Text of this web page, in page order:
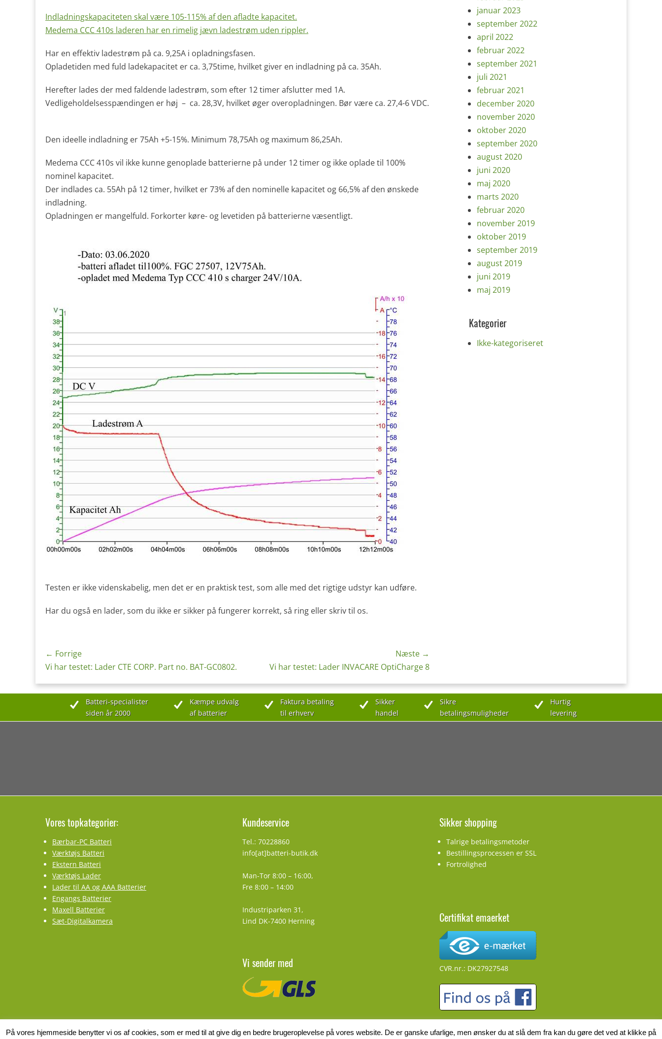
Indladningskapaciteten skal være 105-115% af den afladte kapacitet.
Medema CCC 410s laderen har en rimelig jævn ladestrøm uden rippler.
Har en effektiv ladestrøm på ca. 9,25A i opladningsfasen.
Opladetiden med fuld ladekapacitet er ca. 3,75time, hvilket giver en indladning på ca. 35Ah.
Herefter lades der med faldende ladestrøm, som efter 12 timer afslutter med 1A.
Vedligeholdelsesspændingen er høj – ca. 28,3V, hvilket øger overopladningen. Bør være ca. 27,4-6 VDC.
Den ideelle indladning er 75Ah +5-15%. Minimum 78,75Ah og maximum 86,25Ah.
Medema CCC 410s vil ikke kunne genoplade batterierne på under 12 timer og ikke oplade til 100%
nominel kapacitet.
Der indlades ca. 55Ah på 12 timer, hvilket er 73% af den nominelle kapacitet og 66,5% af den ønskede
indladning.
Opladningen er mangelfuld. Forkorter køre- og levetiden på batterierne væsentligt.
Testen er ikke videnskabelig, men det er en praktisk test, som alle med det rigtige udstyr kan udføre.
Har du også en lader, som du ikke er sikker på fungerer korrekt, så ring eller skriv til os.
Indlægsnavigation
← Forrige
Forrige
Vi har testet: Lader CTE CORP. Part no. BAT-GC0802.
Næste →
Vi har testet: Lader INVACARE OptiCharge 8
januar 2023
september 2022
april 2022
februar 2022
september 2021
juli 2021
februar 2021
december 2020
november 2020
oktober 2020
september 2020
august 2020
juni 2020
maj 2020
marts 2020
februar 2020
november 2019
oktober 2019
september 2019
august 2019
juni 2019
maj 2019
Kategorier
Ikke-kategoriseret
Batteri-specialister
siden år 2000
Kæmpe udvalg
af batterier
Faktura betaling
til erhverv
Sikker
handel
Sikre
betalingsmuligheder
Hurtig
levering
Vores topkategorier:
Bærbar-PC Batteri
Værktøjs Batteri
Ekstern Batteri
Værktøjs Lader
Lader til AA og AAA Batterier
Engangs Batterier
Maxell Batterier
Sæt-Digitalkamera
Kundeservice
Tel.: 70228860
info[at]batteri-butik.dk
Man-Tor 8:00 – 16:00,
Fre 8:00 – 14:00
Industriparken 31,
Lind DK-7400 Herning
Vi sender med
Sikker shopping
Talrige betalingsmetoder
Bestillingsprocessen er SSL
Fortrolighed
Certifikat emaerket
CVR.nr.: DK27927548
På vores hjemmeside benytter vi os af cookies, som er med til at give dig en bedre brugeroplevelse på vores website. De er ganske ufarlige, men ønsker du at slå dem fra kan du gøre det ved at klikke på